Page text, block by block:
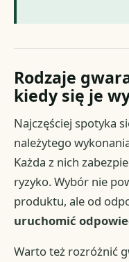
Rodzaje
kiedy się je
Najczęściej spotyka
należytego
Każda z nich
ryzyko. Wybór nie
produktu, ale od
uruchomić
Warto też rozróżnić